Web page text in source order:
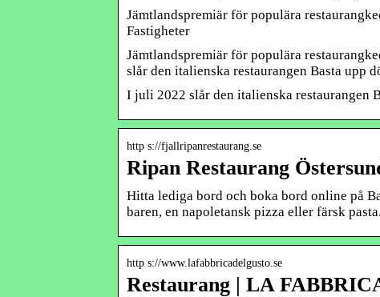
Jämtlandspremiär för populära
Fastigheter
Jämtlandspremiär för populära
slår den italienska restaurangen Basta upp
I juli 2022 slår den italienska restaurangen
http s://fjallripanrestaurang.se
Ripan Restaurang
Hitta lediga bord och boka bord online på
baren, en napoletansk pizza eller färsk pasta.
http s://www.lafabbricadelgusto.se
Restaurang | LA